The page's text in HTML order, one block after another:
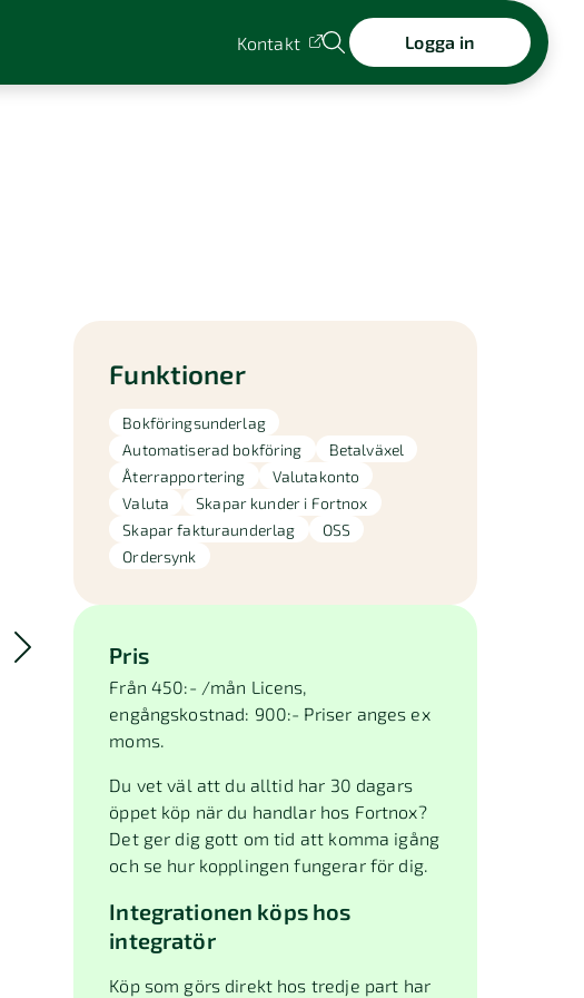
Kontakt Logga in
Funktioner
Bokföringsunderlag
Automatiserad bokföring
Betalväxel
Återrapportering
Valutakonto
Valuta
Skapar kunder i Fortnox
Skapar fakturaunderlag
OSS
Ordersynk
Pris
Från 450:- /mån Licens,
engångskostnad: 900:- Priser anges ex
moms.
Du vet väl att du alltid har 30 dagars
öppet köp när du handlar hos Fortnox?
Det ger dig gott om tid att komma igång
och se hur kopplingen fungerar för dig.
Integrationen köps hos
integratör
Köp som görs direkt hos tredje part har